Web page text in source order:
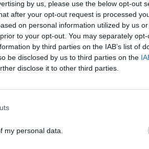
by us, please use the below opt-out
after your opt-out request is processed
on personal information utilized by us
to your opt-out. You may separately
by third parties on the IAB’s list of
be disclosed by us to third parties on the
disclose it to other third parties.
my personal data.
perfetto. Ci ripetiano:
Atzei è la ragazza
e ricamati. Fitti fitti
Bianca Atzei.
voto 8 Francesco
in pullover pelosetto
È lui il vincitore
7 Medaglia di legno
tutte diverse e tutte
Meloni e la strategia